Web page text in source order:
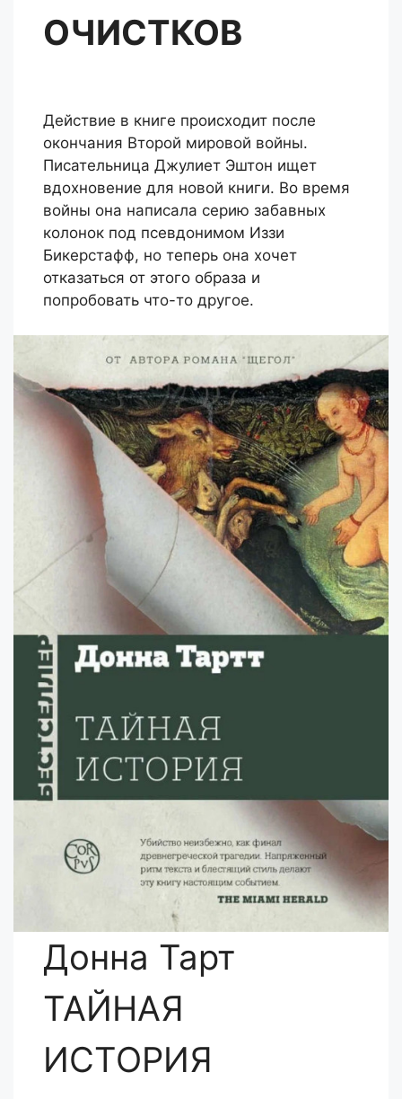
ОЧИСТКОВ
Действие в книге происходит после
окончания Второй мировой войны.
Писательница Джулиет Эштон ищет
вдохновение для новой книги. Во время
войны она написала серию забавных
колонок под псевдонимом Иззи
Бикерстафф, но теперь она хочет
отказаться от этого образа и
попробовать что-то другое.
Донна Тарт
ТАЙНАЯ
ИСТОРИЯ